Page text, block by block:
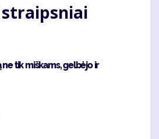
tik miškams, gelbėjo ir